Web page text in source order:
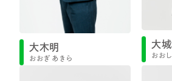
大木明
おおぎ あきら
大
おお